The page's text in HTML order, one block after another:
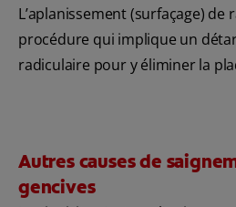
L’aplanissement (surfaçage) de
procédure qui implique un
radiculaire pour y éliminer la
Autres causes de
gencives